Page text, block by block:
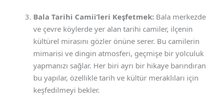
Bala Tarihi Camii’leri Keşfetmek: Bala merkezde
ve çevre köylerde yer alan tarihi camiler, ilçenin
kültürel mirasını gözler önüne serer. Bu camilerin
mimarisi ve dingin atmosferi, geçmişe bir yolculuk
yapmanızı sağlar. Her biri ayrı bir hikaye barındıran
bu yapılar, özellikle tarih ve kültür meraklıları için
keşfedilmeyi bekler.